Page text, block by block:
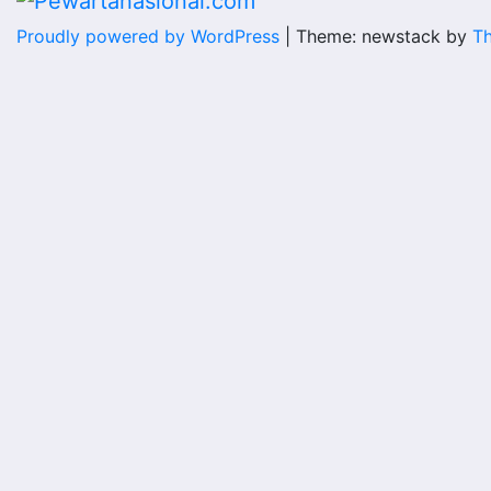
Proudly powered by WordPress Theme: newstack by